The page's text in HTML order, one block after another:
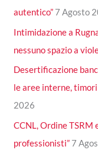
autentico” 7 Agosto
Intimidazione a
nessuno spazio a
Desertificazione
le aree interne,
2026
CCNL, Ordine TSRM
professionisti” 7